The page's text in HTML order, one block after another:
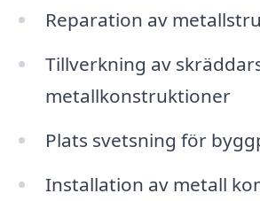
Reparation av
Tillverkning av
metallkonstruktioner
Plats svetsning för
Installation av metall